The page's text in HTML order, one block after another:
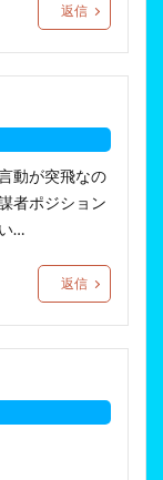
返信
動が突飛なの
者ポジション
…
返信